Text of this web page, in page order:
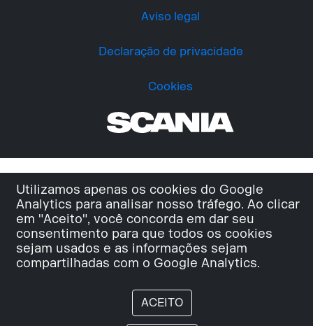
Utilizamos apenas os cookies do Google
Analytics para analisar nosso tráfego. Ao clicar
em "Aceito", você concorda em dar seu
consentimento para que todos os cookies
sejam usados e as informações sejam
compartilhadas com o Google Analytics.
ACEITO
Aviso legal
Declaração de privacidade
Cookies